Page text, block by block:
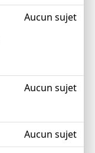
Aucun sujet
Aucun sujet
Aucun sujet